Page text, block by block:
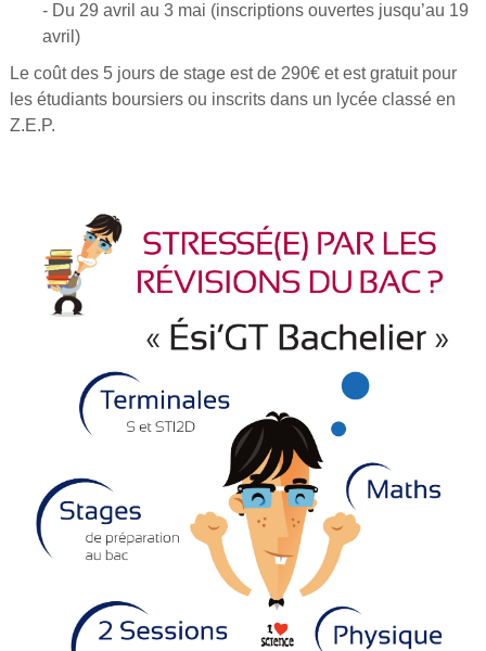
- Du 29 avril au 3 mai (inscriptions ouvertes jusqu’au 19
avril)
Le coût des 5 jours de stage est de 290€ et est gratuit pour
les étudiants boursiers ou inscrits dans un lycée classé en
Z.E.P.